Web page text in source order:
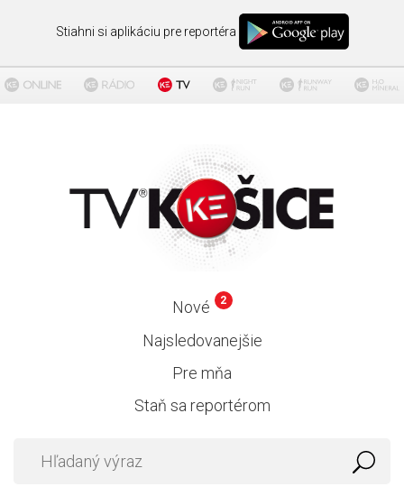
Stiahni si aplikáciu pre reportéra
Nové 2
Najsledovanejšie
Pre mňa
Staň sa reportérom